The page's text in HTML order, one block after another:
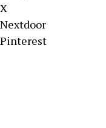
X
Nextdoor
Pinterest